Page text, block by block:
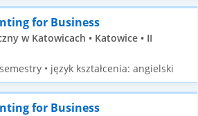
for Business
w Katowicach • Katowice • II
• język kształcenia: angielski
for Business